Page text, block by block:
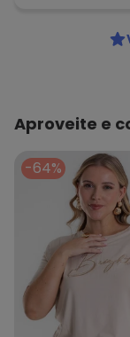
Aproveite e
-64%